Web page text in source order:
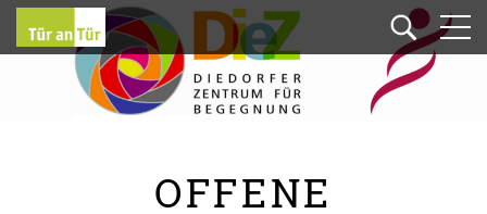
OFFENE